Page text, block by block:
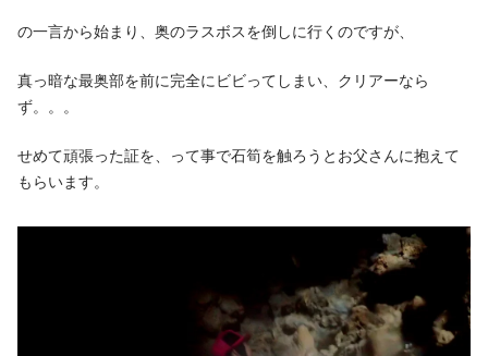
の一言から始まり、奥のラスボスを倒しに行くのですが、
真っ暗な最奥部を前に完全にビビってしまい、クリアーなら
ず。。。
せめて頑張った証を、って事で石筍を触ろうとお父さんに抱えて
もらいます。